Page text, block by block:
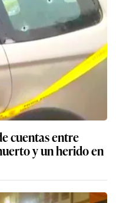
cuentas entre
y un herido en